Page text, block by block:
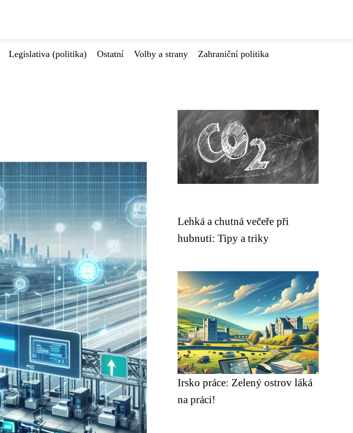
Legislativa (politika) Ostatní Volby a strany Zahraniční politika
Lehká a chutná večeře při
hubnutí: Tipy a triky
Irsko práce: Zelený ostrov láká
na práci!